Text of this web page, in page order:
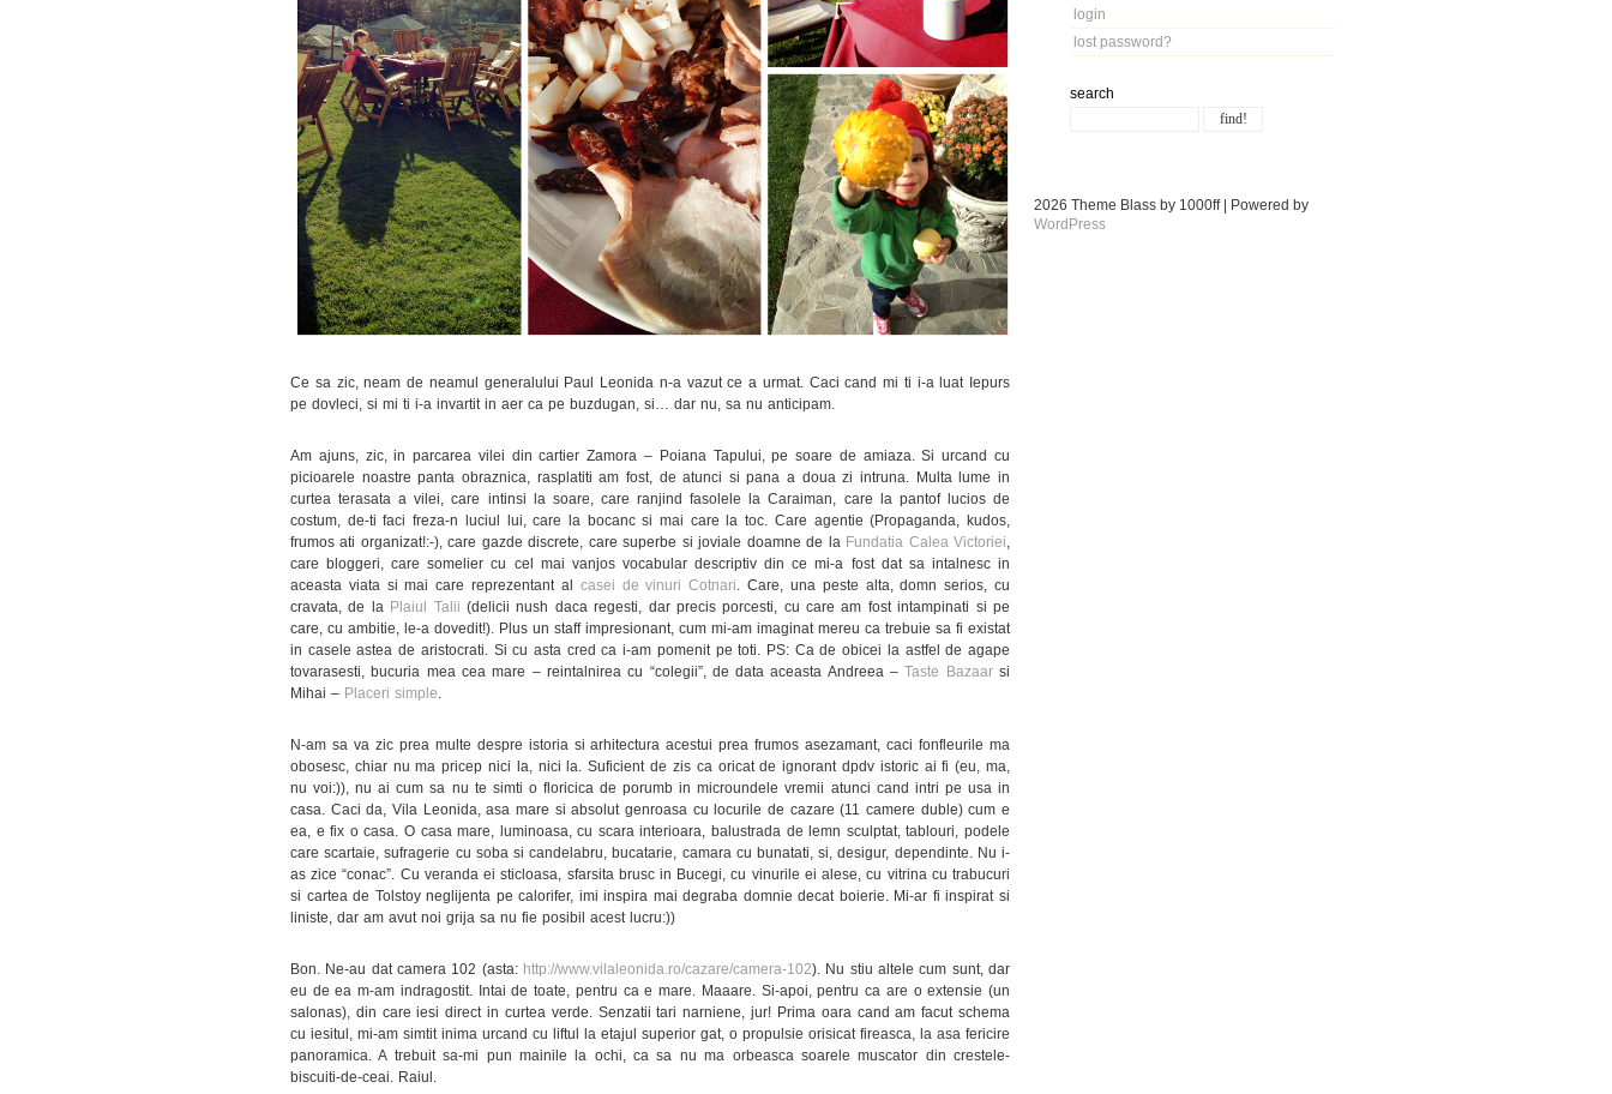
login
lost password?
search
Ce sa zic, neam de neamul generalului Paul Leonida n-a vazut ce a urmat. Caci cand mi ti i-a luat Iepurs
pe dovleci, si mi ti i-a invartit in aer ca pe buzdugan, si… dar nu, sa nu anticipam.
Am ajuns, zic, in parcarea vilei din cartier Zamora – Poiana Tapului, pe soare de amiaza. Si urcand cu
picioarele noastre panta obraznica, rasplatiti am fost, de atunci si pana a doua zi intruna. Multa lume in
curtea terasata a vilei, care intinsi la soare, care ranjind fasolele la Caraiman, care la pantof lucios de
costum, de-ti faci freza-n luciul lui, care la bocanc si mai care la toc. Care agentie (Propaganda, kudos,
frumos ati organizat!:-), care gazde discrete, care superbe si joviale doamne de la Fundatia Calea Victoriei
care bloggeri, care somelier cu cel mai vanjos vocabular descriptiv din ce mi-a fost dat sa intalnesc in
aceasta viata si mai care reprezentant al casei de vinuri Cotnari . Care, una peste alta, domn serios, cu
cravata, de la Plaiul Talii (delicii nush daca regesti, dar precis porcesti, cu care am fost intampinati si pe
care, cu ambitie, le-a dovedit!). Plus un staff impresionant, cum mi-am imaginat mereu ca trebuie sa fi existat
in casele astea de aristocrati. Si cu asta cred ca i-am pomenit pe toti. PS: Ca de obicei la astfel de agape
tovarasesti, bucuria mea cea mare – reintalnirea cu “colegii”, de data aceasta Andreea –Taste Bazaarsi
Mihai – Placeri simple
N-am sa va zic prea multe despre istoria si arhitectura acestui prea frumos asezamant, caci fonfleurile ma
obosesc, chiar nu ma pricep nici la, nici la. Suficient de zis ca oricat de ignorant dpdv istoric ai fi (eu, ma,
nu voi:)), nu ai cum sa nu te simti o floricica de porumb in microundele vremii atunci cand intri pe usa in
casa. Caci da, Vila Leonida, asa mare si absolut genroasa cu locurile de cazare (11 camere duble) cum e
ea, e fix o casa. O casa mare, luminoasa, cu scara interioara, balustrada de lemn sculptat, tablouri, podele
care scartaie, sufragerie cu soba si candelabru, bucatarie, camara cu bunatati, si, desigur, dependinte. Nu i-
as zice “conac”. Cu veranda ei sticloasa, sfarsita brusc in Bucegi, cu vinurile ei alese, cu vitrina cu trabucuri
si cartea de Tolstoy neglijenta pe calorifer, imi inspira mai degraba domnie decat boierie. Mi-ar fi inspirat si
liniste, dar am avut noi grija sa nu fie posibil acest lucru:))
Bon. Ne-au dat camera 102 (asta: http://www.vilaleonida.ro/cazare/camera-102). Nu stiu altele cum sunt, dar
eu de ea m-am indragostit. Intai de toate, pentru ca e mare. Maaare. Si-apoi, pentru ca are o extensie (un
salonas), din care iesi direct in curtea verde. Senzatii tari narniene, jur! Prima oara cand am facut schema
cu iesitul, mi-am simtit inima urcand cu liftul la etajul superior gat, o propulsie orisicat fireasca, la asa fericire
panoramica. A trebuit sa-mi pun mainile la ochi, ca sa nu ma orbeasca soarele muscator din crestele-
biscuiti-de-ceai. Raiul.
2026 Theme Blass by 1000ff | Powered by
WordPress